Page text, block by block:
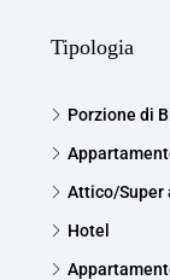
Tipologia
Porzione di
Attico/Super
Hotel